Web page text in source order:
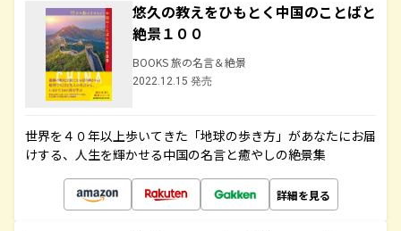
悠久の教えをひもとく中国のことばと
絶景１００
BOOKS 旅の名言＆絶景
2022.12.15 発売
世界を４０年以上歩いてきた「地球の歩き方」があなたにお届
けする、人生を輝かせる中国の名言と癒やしの絶景集
詳細を見る